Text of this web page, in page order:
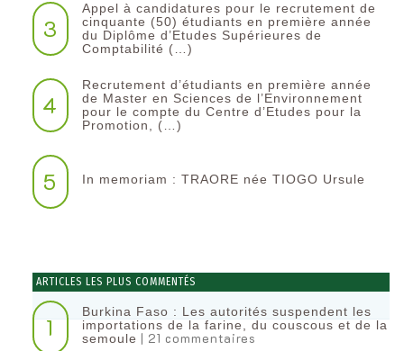
3
Appel à candidatures pour le recrutement de
cinquante (50) étudiants en première année
du Diplôme d’Etudes Supérieures de
Comptabilité (…)
4
Recrutement d’étudiants en première année
de Master en Sciences de l’Environnement
pour le compte du Centre d’Etudes pour la
Promotion, (…)
5 In memoriam : TRAORE née TIOGO Ursule
ARTICLES LES PLUS COMMENTÉS
1
Burkina Faso : Les autorités suspendent les
importations de la farine, du couscous et de la
semoule | 21 commentaires